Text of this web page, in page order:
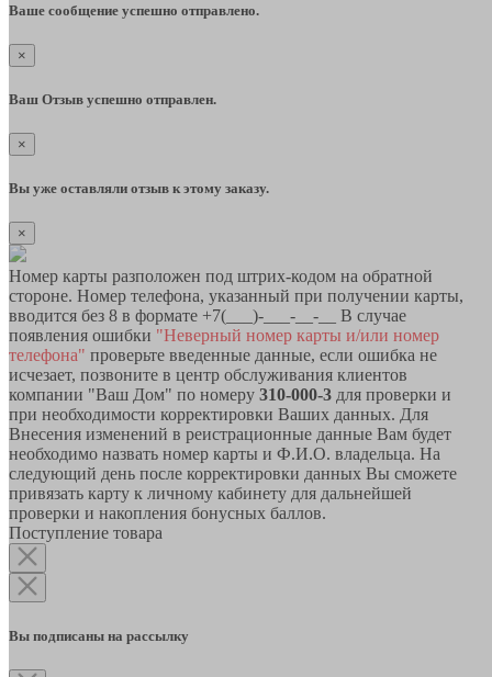
Ваше сообщение успешно отправлено.
×
Ваш Отзыв успешно отправлен.
×
Вы уже оставляли отзыв к этому заказу.
×
Номер карты разположен под штрих-кодом на обратной
стороне. Номер телефона, указанный при получении карты,
вводится без 8 в формате +7(___)-___-__-__ В случае
появления ошибки "Неверный номер карты и/или номер
телефона" проверьте введенные данные, если ошибка не
исчезает, позвоните в центр обслуживания клиентов
компании "Ваш Дом" по номеру 310-000-3 для проверки и
при необходимости корректировки Ваших данных. Для
Внесения изменений в реистрационные данные Вам будет
необходимо назвать номер карты и Ф.И.О. владельца. На
следующий день после корректировки данных Вы сможете
привязать карту к личному кабинету для дальнейшей
проверки и накопления бонусных баллов.
Поступление товара
Вы подписаны на рассылку